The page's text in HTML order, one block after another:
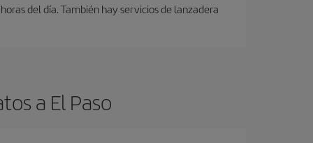
del día. También hay servicios de lanzadera
a El Paso